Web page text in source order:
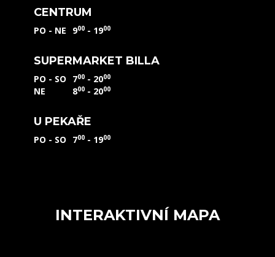
CENTRUM
PO - NE 900 - 1900
SUPERMARKET BILLA
PO - SO 700 - 2000
NE 800 - 2000
U PEKAŘE
PO - SO 700 - 1900
INTERAKTIVNÍ MAPA